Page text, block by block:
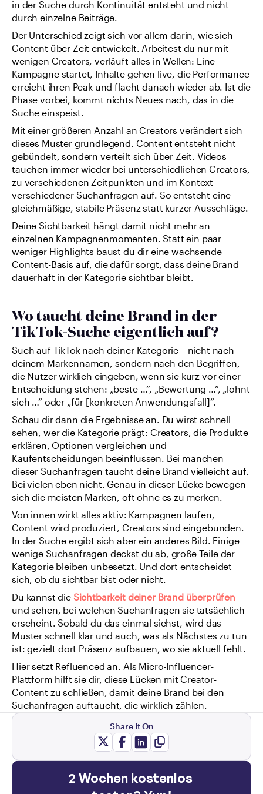
in der Suche durch Kontinuität entsteht und nicht
durch einzelne Beiträge.
Der Unterschied zeigt sich vor allem darin, wie sich
Content über Zeit entwickelt. Arbeitest du nur mit
wenigen Creators, verläuft alles in Wellen: Eine
Kampagne startet, Inhalte gehen live, die Performance
erreicht ihren Peak und flacht danach wieder ab. Ist die
Phase vorbei, kommt nichts Neues nach, das in die
Suche einspeist.
Mit einer größeren Anzahl an Creators verändert sich
dieses Muster grundlegend. Content entsteht nicht
gebündelt, sondern verteilt sich über Zeit. Videos
tauchen immer wieder bei unterschiedlichen Creators,
zu verschiedenen Zeitpunkten und im Kontext
verschiedener Suchanfragen auf. So entsteht eine
gleichmäßige, stabile Präsenz statt kurzer Ausschläge.
Deine Sichtbarkeit hängt damit nicht mehr an
einzelnen Kampagnenmomenten. Statt ein paar
weniger Highlights baust du dir eine wachsende
Content-Basis auf, die dafür sorgt, dass deine Brand
dauerhaft in der Kategorie sichtbar bleibt.
Wo taucht deine Brand in der
TikTok-Suche eigentlich auf?
Such auf TikTok nach deiner Kategorie – nicht nach
deinem Markennamen, sondern nach den Begriffen,
die Nutzer wirklich eingeben, wenn sie kurz vor einer
Entscheidung stehen: „beste …“, „Bewertung …“, „lohnt
sich …“ oder „für [konkreten Anwendungsfall]“.
Schau dir dann die Ergebnisse an. Du wirst schnell
sehen, wer die Kategorie prägt: Creators, die Produkte
erklären, Optionen vergleichen und
Kaufentscheidungen beeinflussen. Bei manchen
dieser Suchanfragen taucht deine Brand vielleicht auf.
Bei vielen eben nicht. Genau in dieser Lücke bewegen
sich die meisten Marken, oft ohne es zu merken.
Von innen wirkt alles aktiv: Kampagnen laufen,
Content wird produziert, Creators sind eingebunden.
In der Suche ergibt sich aber ein anderes Bild. Einige
wenige Suchanfragen deckst du ab, große Teile der
Kategorie bleiben unbesetzt. Und dort entscheidet
sich, ob du sichtbar bist oder nicht.
Du kannst die Sichtbarkeit deiner Brand überprüfen
und sehen, bei welchen Suchanfragen sie tatsächlich
erscheint. Sobald du das einmal siehst, wird das
Muster schnell klar und auch, was als Nächstes zu tun
ist: gezielt dort Präsenz aufbauen, wo sie aktuell fehlt.
Hier setzt Refluenced an. Als Micro-Influencer-
Plattform hilft sie dir, diese Lücken mit Creator-
Content zu schließen, damit deine Brand bei den
Suchanfragen auftaucht, die wirklich zählen.
Share It On
2 Wochen kostenlos